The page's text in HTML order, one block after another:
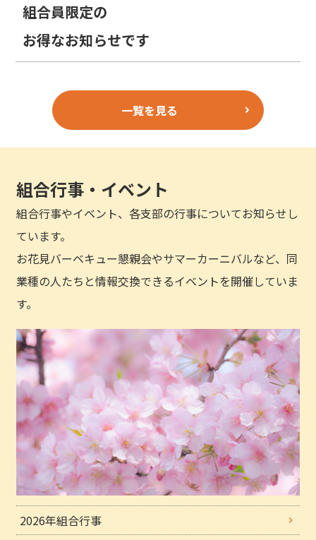
組合員限定の
お得なお知らせです
一覧を見る
組合行事・イベント
組合行事やイベント、各支部の行事についてお知らせし
ています。
お花見バーベキュー懇親会やサマーカーニバルなど、同
業種の人たちと情報交換できるイベントを開催していま
す。
2026年組合行事